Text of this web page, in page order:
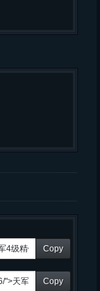
Copy
Copy